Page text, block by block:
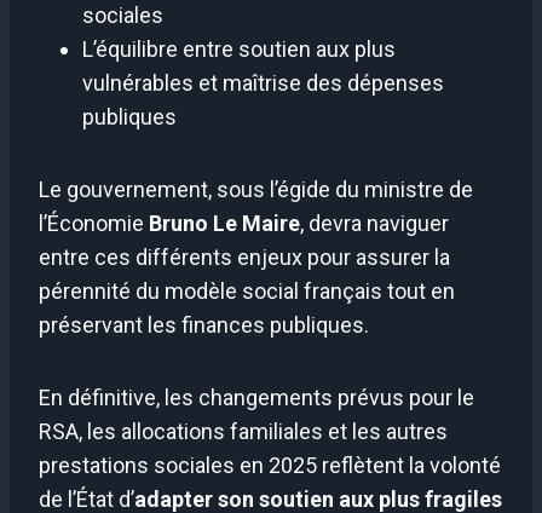
sociales
L’équilibre entre soutien aux plus
vulnérables et maîtrise des dépenses
publiques
Le gouvernement, sous l’égide du ministre de
l’Économie Bruno Le Maire, devra naviguer
entre ces différents enjeux pour assurer la
pérennité du modèle social français tout en
préservant les finances publiques.
En définitive, les changements prévus pour le
RSA, les allocations familiales et les autres
prestations sociales en 2025 reflètent la volonté
de l’État d’adapter son soutien aux plus fragiles